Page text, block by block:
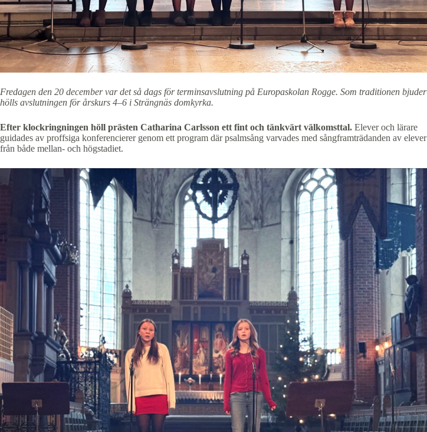
Fredagen den 20 december var det så dags för terminsavslutning på Europaskolan Rogge. Som traditionen bjuder
hölls avslutningen för årskurs 4–6 i Strängnäs domkyrka.
Efter klockringningen höll prästen Catharina Carlsson ett fint och tänkvärt välkomsttal. Elever och lärare
guidades av proffsiga konferencierer genom ett program där psalmsång varvades med sångframträdanden av elever
från både mellan- och högstadiet.